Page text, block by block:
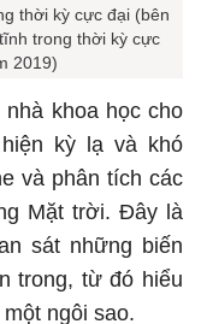
thời kỳ cực đại (bên
trong thời kỳ cực
2019)
khoa học cho
kỳ lạ và khó
và phân tích các
Mặt trời. Đây là
sát những biến
trong, từ đó hiểu
ngôi sao.